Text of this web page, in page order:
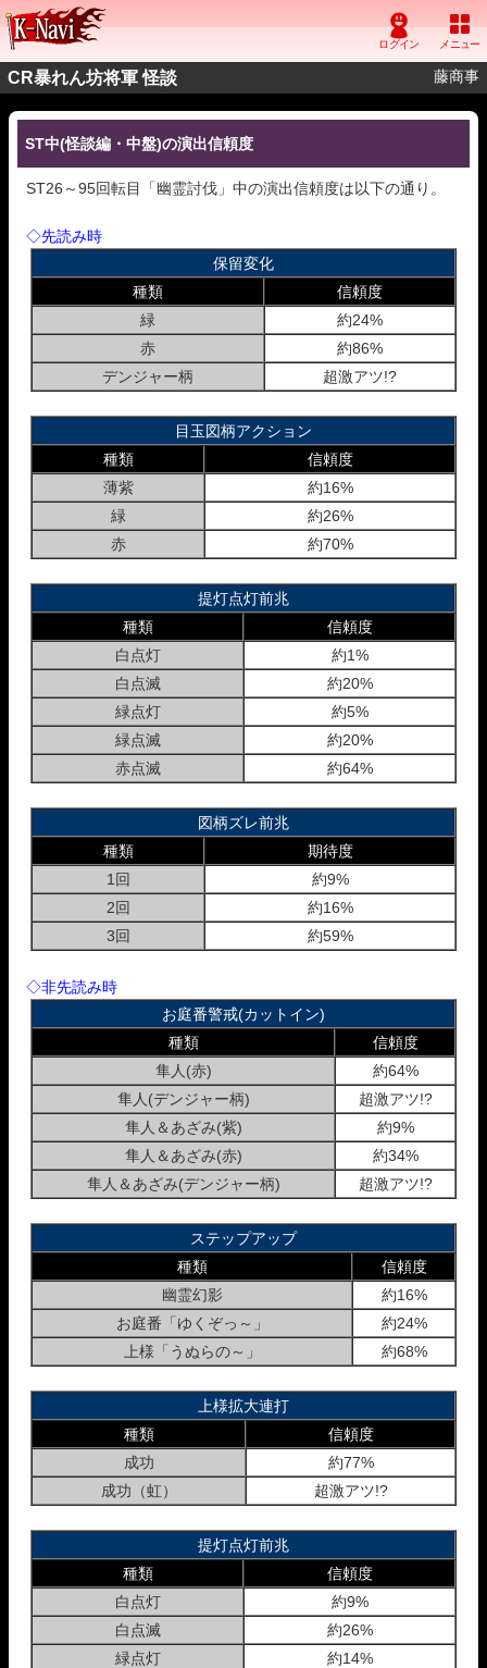
CR暴れん坊将軍 怪談 藤商事
ST中(怪談編・中盤)の演出信頼度
ST26～95回転目「幽霊討伐」中の演出信頼度は以下の通り。
◇先読み時
保留変化
種類
信頼度
緑
約24%
赤
約86%
デンジャー柄
超激アツ!?
目玉図柄アクション
種類
信頼度
薄紫
約16%
緑
約26%
赤
約70%
提灯点灯前兆
種類
信頼度
白点灯
約1%
白点滅
約20%
緑点灯
約5%
緑点滅
約20%
赤点滅
約64%
図柄ズレ前兆
種類
期待度
1回
約9%
2回
約16%
3回
約59%
◇非先読み時
お庭番警戒(カットイン)
種類
信頼度
隼人(赤)
約64%
隼人(デンジャー柄)
超激アツ!?
隼人＆あざみ(紫)
約9%
隼人＆あざみ(赤)
約34%
隼人＆あざみ(デンジャー柄)
超激アツ!?
ステップアップ
種類
信頼度
幽霊幻影
約16%
お庭番「ゆくぞっ～」
約24%
上様「うぬらの～」
約68%
上様拡大連打
種類
信頼度
成功
約77%
成功（虹）
超激アツ!?
提灯点灯前兆
種類
信頼度
白点灯
約9%
白点滅
約26%
緑点灯
約14%